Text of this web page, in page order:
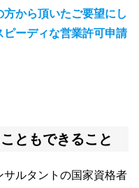
から頂いたご要望にし
ピーディな営業許可申請
ともできること
ルタントの国家資格者